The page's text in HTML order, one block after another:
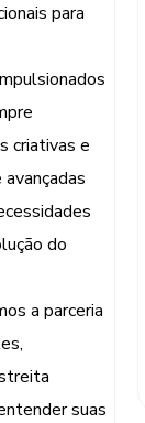
para
criativas e
do
a parceria
suas